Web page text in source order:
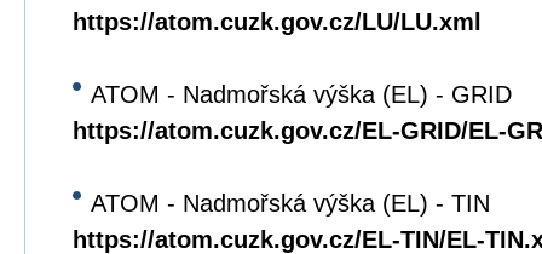
https://atom.cuzk.gov.cz/LU/LU.xml
ATOM - Nadmořská výška (EL) - GRID
https://atom.cuzk.gov.cz/EL-GRID/EL-
ATOM - Nadmořská výška (EL) - TIN
https://atom.cuzk.gov.cz/EL-TIN/EL-